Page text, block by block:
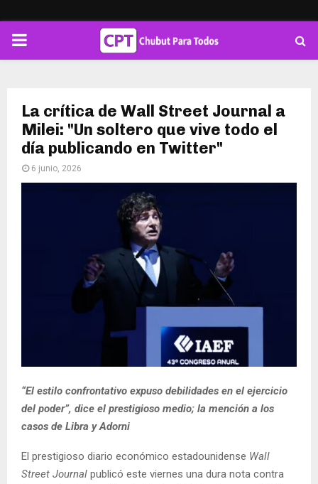
PRIMARY
La crítica de Wall Street Journal a
Milei: "Un soltero que vive todo el
día publicando en Twitter"
6 junio, 2026
“El estilo confrontativo expuso debilidades en el ejercicio
del poder”, dice el prestigioso medio; la mención a los
casos de Libra y Adorni
El prestigioso diario económico estadounidense Wall
Street Journal publicó este viernes una dura nota contra